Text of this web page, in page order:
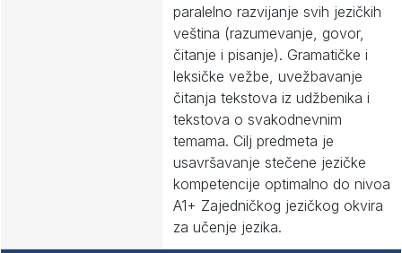
paralelno razvijanje svih jezičkih
veština (razumevanje, govor,
čitanje i pisanje). Gramatičke i
leksičke vežbe, uvežbavanje
čitanja tekstova iz udžbenika i
tekstova o svakodnevnim
temama. Cilj predmeta je
usavršavanje stečene jezičke
kompetencije optimalno do nivoa
A1+ Zajedničkog jezičkog okvira
za učenje jezika.